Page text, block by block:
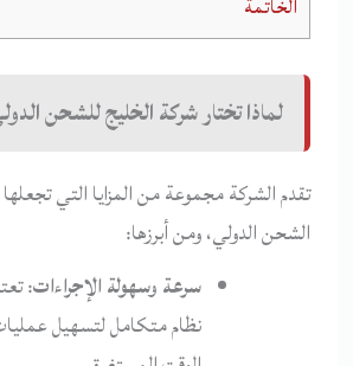
لماذا تختار شركة الخليج للشحن
تقدم الشركة مجموعة من المزايا التي
الشحن الدولي، ومن أبرزها:
سرعة وسهولة الإجراءات:
نظام متكامل لتسهيل